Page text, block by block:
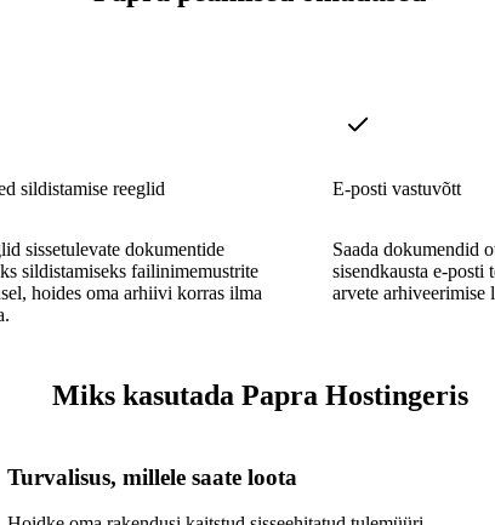
sildistamise reeglid
sissetulevate dokumentide
sildistamiseks failinimemustrite
hoides oma arhiivi korras ilma
E-posti vastuvõtt
Saada dokumendid
sisendkausta e-posti
arvete arhiveerimise
Miks kasutada Papra Hostingeris
Turvalisus, millele saate loota